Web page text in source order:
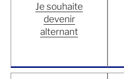
Je souhaite
devenir
alternant